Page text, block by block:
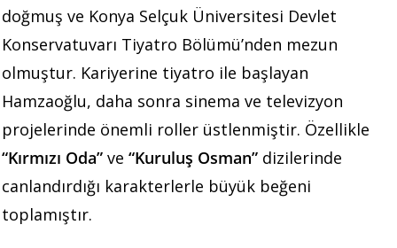
doğmuş ve Konya Selçuk Üniversitesi Devlet
Konservatuvarı Tiyatro Bölümü’nden mezun
olmuştur. Kariyerine tiyatro ile başlayan
Hamzaoğlu, daha sonra sinema ve televizyon
projelerinde önemli roller üstlenmiştir. Özellikle
“Kırmızı Oda” ve “Kuruluş Osman” dizilerinde
canlandırdığı karakterlerle büyük beğeni
toplamıştır.